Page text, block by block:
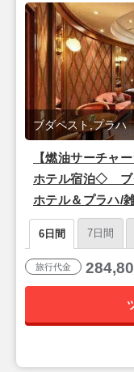
【燃油サーチャ
ホテル宿泊◇ ブ
ホテル＆プラハ/
ル 朝食付き 6日間 《関空夜発/仕
可》
ブダペスト,プラハ
6日間 7日間
旅行代金